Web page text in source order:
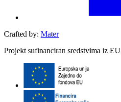
Crafted by: Mater
Projekt sufinanciran sredstvima iz EU